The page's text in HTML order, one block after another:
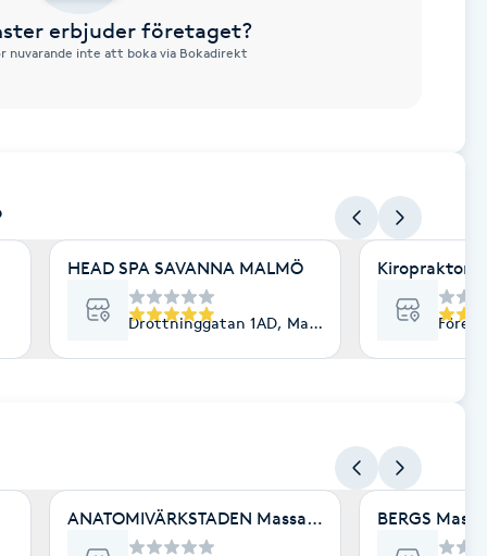
erbjuder företaget?
nuvarande inte att boka via Bokadirekt
HEAD SPA SAVANNA MALMÖ
Drottninggatan 1AD, Malmö
Kiropraktor
ANATOMIVÄRKSTADEN Massage & Friskvård
BERGS